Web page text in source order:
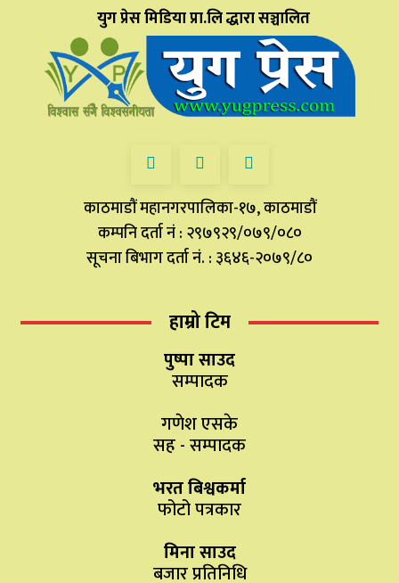
युग प्रेस मिडिया प्रा.लि द्धारा सञ्चालित
काठमाडौं महानगरपालिका-१७, काठमाडौं
कम्पनि दर्ता नं : २९७९२९/०७९/०८०
सूचना बिभाग दर्ता नं. : ३६४६-२०७९/८०
हाम्रो टिम
पुष्पा साउद
सम्पादक
गणेश एसके
सह - सम्पादक
भरत बिश्वकर्मा
फोटो पत्रकार
मिना साउद
बजार प्रतिनिधि